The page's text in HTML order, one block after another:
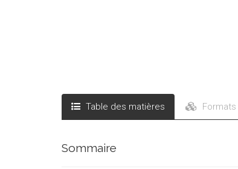
Table des matières Formats
Sommaire